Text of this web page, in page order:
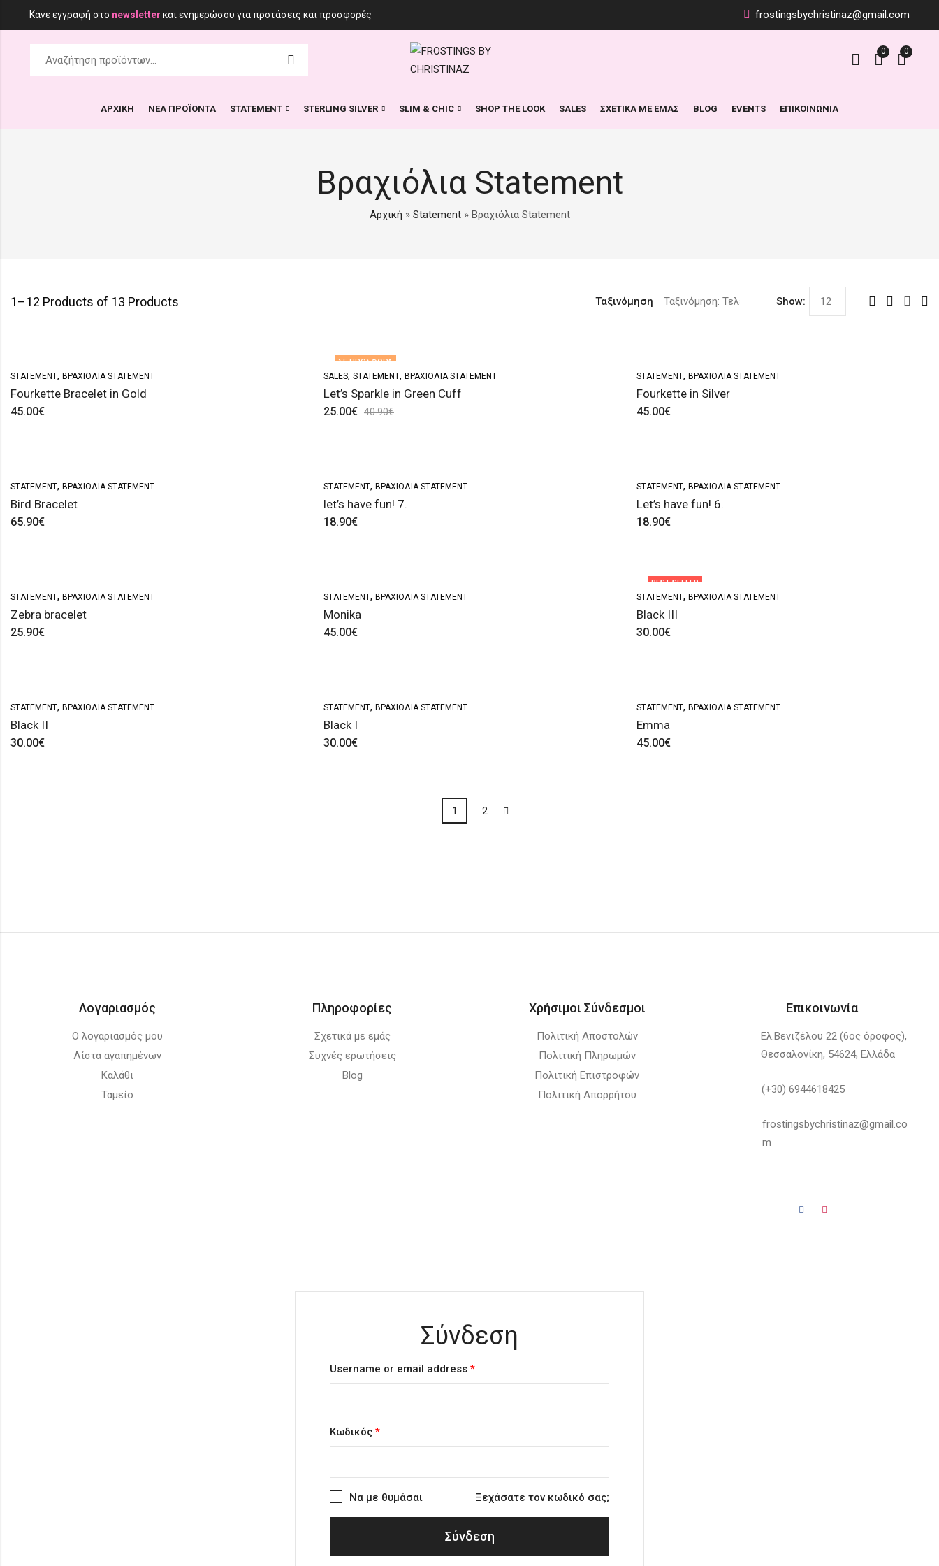
Κάνε εγγραφή στο newsletter και ενημερώσου για προτάσεις και προσφορές frostingsbychristinaz@gmail.com
0 0
ΑΡΧΙΚΗ ΝΕΑ ΠΡΟΪΟΝΤΑ STATEMENT STERLING SILVER SLIM & CHIC SHOP THE LOOK SALES ΣΧΕΤΙΚΑ ΜΕ ΕΜΑΣ BLOG EVENTS ΕΠΙΚΟΙΝΩΝΙΑ
Βραχιόλια Statement
Αρχική » Statement» Βραχιόλια Statement
1–12 Products of 13 Products Ταξινόμηση Show:
STATEMENT, ΒΡΑΧΙΌΛΙΑ STATEMENT
Fourkette Bracelet in Gold
45.00€
ΣΕ ΠΡΟΣΦΟΡΆ
ΕΚΤΌΣ ΑΠΟΘΈΜΑΤΟΣ
SALES, STATEMENT, ΒΡΑΧΙΌΛΙΑ STATEMENT
Let’s Sparkle in Green Cuff
25.00€ 40.90€
STATEMENT, ΒΡΑΧΙΌΛΙΑ STATEMENT
Fourkette in Silver
45.00€
STATEMENT, ΒΡΑΧΙΌΛΙΑ STATEMENT
Bird Bracelet
65.90€
STATEMENT, ΒΡΑΧΙΌΛΙΑ STATEMENT
let’s have fun! 7.
18.90€
STATEMENT, ΒΡΑΧΙΌΛΙΑ STATEMENT
Let’s have fun! 6.
18.90€
STATEMENT, ΒΡΑΧΙΌΛΙΑ STATEMENT
Zebra bracelet
25.90€
STATEMENT, ΒΡΑΧΙΌΛΙΑ STATEMENT
Monika
45.00€
BEST-SELLER
STATEMENT, ΒΡΑΧΙΌΛΙΑ STATEMENT
Black III
30.00€
STATEMENT, ΒΡΑΧΙΌΛΙΑ STATEMENT
Black II
30.00€
STATEMENT, ΒΡΑΧΙΌΛΙΑ STATEMENT
Black I
30.00€
STATEMENT, ΒΡΑΧΙΌΛΙΑ STATEMENT
Emma
45.00€
1 2
Λογαριασμός
Ο λογαριασμός μου
Λίστα αγαπημένων
Καλάθι
Ταμείο
Πληροφορίες
Σχετικά με εμάς
Συχνές ερωτήσεις
Blog
Χρήσιμοι Σύνδεσμοι
Πολιτική Αποστολών
Πολιτική Πληρωμών
Πολιτική Επιστροφών
Πολιτική Απορρήτου
Επικοινωνία
Ελ.Βενιζέλου 22 (6ος όροφος),
Θεσσαλονίκη, 54624, Ελλάδα
(+30) 6944618425
frostingsbychristinaz@gmail.co
m
Σύνδεση
Username or email address *
Κωδικός *
Να με θυμάσαι Ξεχάσατε τον κωδικό σας;
Σύνδεση